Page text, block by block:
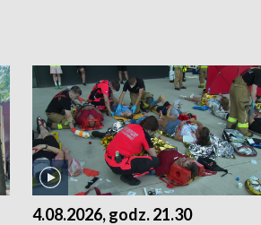
4.08.2026, godz. 21.30